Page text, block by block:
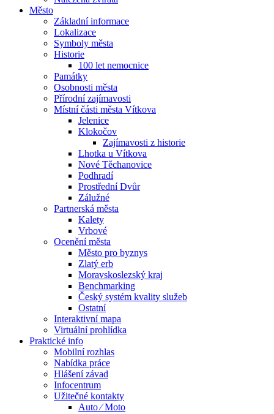
Město
Základní informace
Lokalizace
Symboly města
Historie
100 let nemocnice
Památky
Osobnosti města
Přírodní zajímavosti
Místní části města Vítkova
Jelenice
Klokočov
Zajímavosti z historie
Lhotka u Vítkova
Nové Těchanovice
Podhradí
Prostřední Dvůr
Zálužné
Partnerská města
Kalety
Vrbové
Ocenění města
Město pro byznys
Zlatý erb
Moravskoslezský kraj
Benchmarking
Český systém kvality služeb
Ostatní
Interaktivní mapa
Virtuální prohlídka
Praktické info
Mobilní rozhlas
Nabídka práce
Hlášení závad
Infocentrum
Užitečné kontakty
Auto ⁄ Moto